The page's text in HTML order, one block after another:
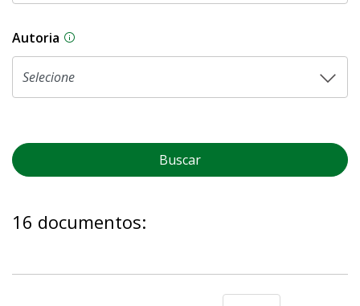
Autoria As proposições legislativas na CLDF podem
Buscar
16 documentos: